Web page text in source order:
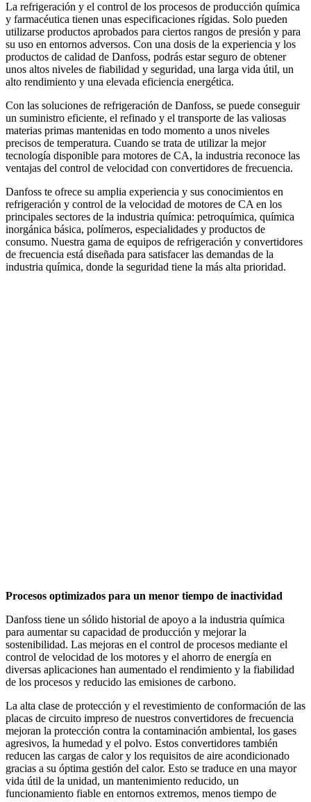
La refrigeración y el control de los procesos de producción química
y farmacéutica tienen unas especificaciones rígidas. Solo pueden
utilizarse productos aprobados para ciertos rangos de presión y para
su uso en entornos adversos. Con una dosis de la experiencia y los
productos de calidad de Danfoss, podrás estar seguro de obtener
unos altos niveles de fiabilidad y seguridad, una larga vida útil, un
alto rendimiento y una elevada eficiencia energética.
Con las soluciones de refrigeración de Danfoss, se puede conseguir
un suministro eficiente, el refinado y el transporte de las valiosas
materias primas mantenidas en todo momento a unos niveles
precisos de temperatura. Cuando se trata de utilizar la mejor
tecnología disponible para motores de CA, la industria reconoce las
ventajas del control de velocidad con convertidores de frecuencia.
Danfoss te ofrece su amplia experiencia y sus conocimientos en
refrigeración y control de la velocidad de motores de CA en los
principales sectores de la industria química: petroquímica, química
inorgánica básica, polímeros, especialidades y productos de
consumo. Nuestra gama de equipos de refrigeración y convertidores
de frecuencia está diseñada para satisfacer las demandas de la
industria química, donde la seguridad tiene la más alta prioridad.
Procesos optimizados para un menor tiempo de inactividad
Danfoss tiene un sólido historial de apoyo a la industria química
para aumentar su capacidad de producción y mejorar la
sostenibilidad. Las mejoras en el control de procesos mediante el
control de velocidad de los motores y el ahorro de energía en
diversas aplicaciones han aumentado el rendimiento y la fiabilidad
de los procesos y reducido las emisiones de carbono.
La alta clase de protección y el revestimiento de conformación de las
placas de circuito impreso de nuestros convertidores de frecuencia
mejoran la protección contra la contaminación ambiental, los gases
agresivos, la humedad y el polvo. Estos convertidores también
reducen las cargas de calor y los requisitos de aire acondicionado
gracias a su óptima gestión del calor. Esto se traduce en una mayor
vida útil de la unidad, un mantenimiento reducido, un
funcionamiento fiable en entornos extremos, menos tiempo de